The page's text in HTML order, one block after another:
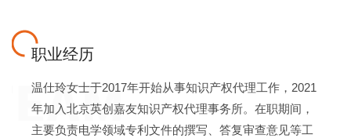
职业经历
温仕玲女士于2017年开始从事知识产权代理工作，2021
年加入北京英创嘉友知识产权代理事务所。在职期间，
主要负责电学领域专利文件的撰写、答复审查意见等工